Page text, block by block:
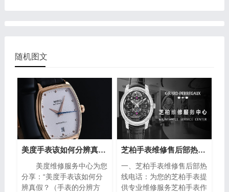
随机图文
美度手表该如何分辨真假？（手表的分辨方法）
美度维修服务中心为您
分享：“美度手表该如何分
辨真假？（手表的分辨方
芝柏手表维修售后部热线电话(专业芝柏手表维修服务，售后热线24小时为您解答)
一、芝柏手表维修售后部热
线电话：为您的芝柏手表提
供专业维修服务芝柏手表作